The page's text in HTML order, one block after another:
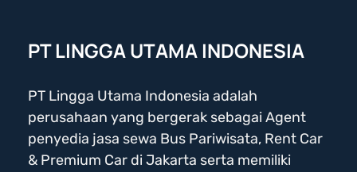
PT LINGGA UTAMA INDONESIA
PT Lingga Utama Indonesia adalah
perusahaan yang bergerak sebagai Agent
penyedia jasa sewa Bus Pariwisata, Rent Car
& Premium Car di Jakarta serta memiliki